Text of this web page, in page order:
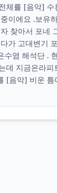
체를 [음악]
이에요 .보유
찾아서 포네
가 고대변기
수염 해석단 .
데 지금은라
[음악] 비운